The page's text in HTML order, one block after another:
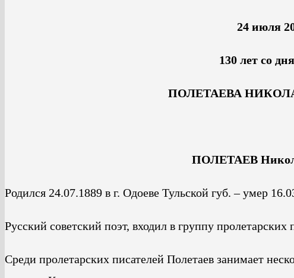
24 июля
130 лет со
ПОЛЕТАЕВА
ПОЛЕТАЕВ
Родился 24.07.1889 в г. Одоеве Тульской губ. – умер
Русский советский поэт, входил в группу пролетарских
Среди пролетарских писателей Полетаев занимает